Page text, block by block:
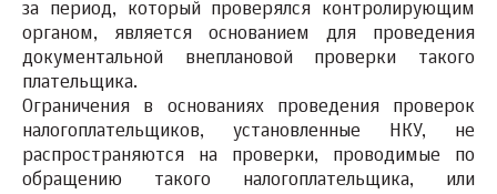
за период, который проверялся контролирующим
органом, является основанием для проведения
документальной внеплановой проверки такого
плательщика.
Ограничения в основаниях проведения проверок
налогоплательщиков, установленные НКУ, не
распространяются на проверки, проводимые по
обращению такого налогоплательщика, или